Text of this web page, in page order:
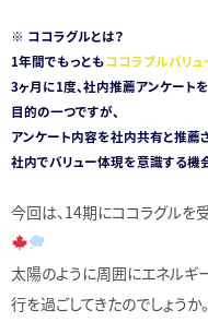
※ ココラグルとは？
1年間でもっともココラブルバリュ
3ヶ月に1度、社内推薦アンケー
目的の一つですが、
アンケート内容を社内共有と推薦
社内でバリュー体現を意識する機
今回は、14期にココラグルを
太陽のように周囲にエネルギ
行を過ごしてきたのでしょうか。